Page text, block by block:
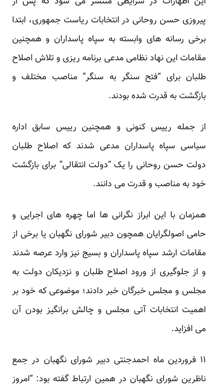
پیروزی حسن روحانی در انتخابات ریاست جمهوری، ابتدا
برخی رسانه های وابسته به سپاه پاسداران و همچنین
مقامات این نهاد نظامی مدعی برنامه ریزی و تلاش اصلاح
طلبان برای “فتح سنگر به سنگر” مناصب مختلف و
بازگشت به قدرت شده بودند.
از جمله رییس کنونی و همچنین رییس سابق اداره
سیاسی سپاه پاسداران مدعی شدند که اصلاح طلبان
دولت حسن روحانی را یک “دولت انتقالی” برای بازگشت
خود به مناصب و قدرت می دانند.
همزمان با این ابراز نگرانی ها اما چهره های اجرایی و
حامی اصولگرایان همچون دبیر شورای نگهبان یا برخی از
مقامات ارشد سپاه پاسداران و بسیج نیز وارد عرصه شدند
و از جلوگیری از ورود اصلاح طلبان و نزدیکان دولت به
مجلس و مجلس خبرگان خبر دادند؛ موضوعی که خود بر
اهمیت انتخابات آتی مجلس و چالش برانگیز بودن آن
می افزاید.
۱۱ فروردین ماه احمدجنتی دبیر شورای نگهبان در جمع
ناظرین شورای نگهبان در همین ارتباط گفته بود: “امروز